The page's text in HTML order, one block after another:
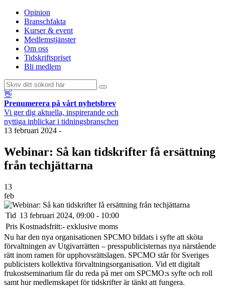
Opinion
Branschfakta
Kurser & event
Medlemstjänster
Om oss
Tidskriftspriset
Bli medlem
👋
Prenumerera på vårt nyhetsbrev
Vi ger dig aktuella, inspirerande och
nyttiga inblickar i tidningsbranschen
13 februari 2024 -
Webinar: Så kan tidskrifter få ersättning
från techjättarna
13
feb
Tid 13 februari 2024, 09:00 - 10:00
Pris Kostnadsfritt:- exklusive moms
Nu har den nya organisationen SPCMO bildats i syfte att sköta
förvaltningen av Utgivarrätten – presspublicisternas nya närstående
rätt inom ramen för upphovsrättslagen. SPCMO står för Sveriges
publicisters kollektiva förvaltningsorganisation. Vid ett digitalt
frukostseminarium får du reda på mer om SPCMO:s syfte och roll
samt hur medlemskapet för tidskrifter är tänkt att fungera.